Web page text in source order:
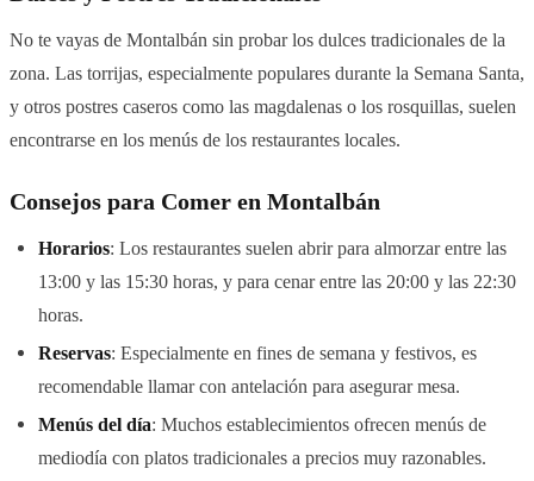
No te vayas de Montalbán sin probar los dulces tradicionales de la
zona. Las torrijas, especialmente populares durante la Semana Santa,
y otros postres caseros como las magdalenas o los rosquillas, suelen
encontrarse en los menús de los restaurantes locales.
Consejos para Comer en Montalbán
Horarios: Los restaurantes suelen abrir para almorzar entre las
13:00 y las 15:30 horas, y para cenar entre las 20:00 y las 22:30
horas.
Reservas: Especialmente en fines de semana y festivos, es
recomendable llamar con antelación para asegurar mesa.
Menús del día: Muchos establecimientos ofrecen menús de
mediodía con platos tradicionales a precios muy razonables.